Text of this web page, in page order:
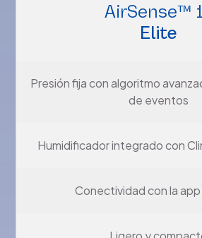
AirSense™
Elite
Presión fija con algoritmo
de eventos
Humidificador integrado con
Conectividad con la